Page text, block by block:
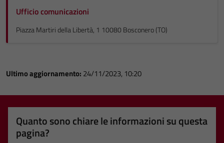
Ufficio comunicazioni
Piazza Martiri della Libertà, 1 10080 Bosconero (TO)
Ultimo aggiornamento: 24/11/2023, 10:20
Quanto sono chiare le informazioni su questa
pagina?